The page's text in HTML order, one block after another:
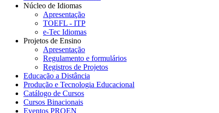
Núcleo de Idiomas
Apresentação
TOEFL - ITP
e-Tec Idiomas
Projetos de Ensino
Apresentação
Regulamento e formulários
Registros de Projetos
Educação a Distância
Produção e Tecnologia Educacional
Catálogo de Cursos
Cursos Binacionais
Eventos PROEN